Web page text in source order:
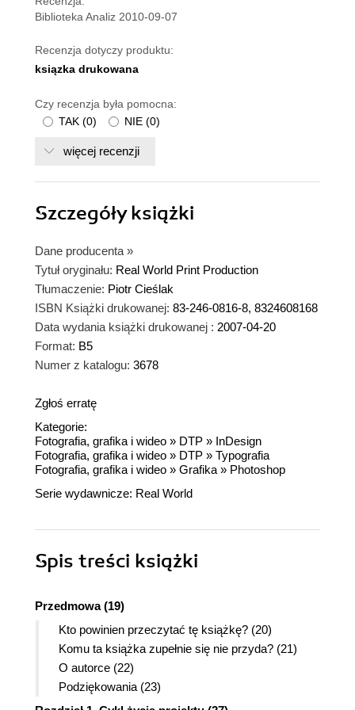
Biblioteka Analiz 2010-09-07
Recenzja dotyczy produktu:
ksiązka drukowana
Czy recenzja była pomocna:
TAK (0) NIE (0)
więcej recenzji
Szczegółyksiążki
Dane producenta »
Tytuł oryginału: Real World Print Production
Tłumaczenie: Piotr Cieślak
ISBN Książki drukowanej: 83-246-0816-8, 8324608168
Data wydania książki drukowanej : 2007-04-20
Format: B5
Numer z katalogu: 3678
Zgłoś erratę
Kategorie:
Fotografia, grafika i wideo » DTP » InDesign
Fotografia, grafika i wideo » DTP » Typografia
Fotografia, grafika i wideo » Grafika » Photoshop
Serie wydawnicze: Real World
Spis treści książki
Przedmowa (19)
Kto powinien przeczytać tę książkę? (20)
Komu ta książka zupełnie się nie przyda? (21)
O autorce (22)
Podziękowania (23)